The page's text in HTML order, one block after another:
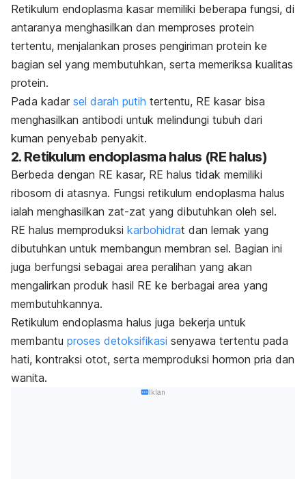
Retikulum endoplasma kasar memiliki beberapa fungsi, di
antaranya menghasilkan dan memproses protein
tertentu, menjalankan proses pengiriman protein ke
bagian sel yang membutuhkan, serta memeriksa kualitas
protein.
Pada kadar sel darah putih tertentu, RE kasar bisa
menghasilkan antibodi untuk melindungi tubuh dari
kuman penyebab penyakit.
2. Retikulum endoplasma halus (RE halus)
Berbeda dengan RE kasar, RE halus tidak memiliki
ribosom di atasnya. Fungsi retikulum endoplasma halus
ialah menghasilkan zat-zat yang dibutuhkan oleh sel.
RE halus memproduksi karbohidrat dan lemak yang
dibutuhkan untuk membangun membran sel. Bagian ini
juga berfungsi sebagai area peralihan yang akan
mengalirkan produk hasil RE ke berbagai area yang
membutuhkannya.
Retikulum endoplasma halus juga bekerja untuk
membantu proses detoksifikasi senyawa tertentu pada
hati, kontraksi otot, serta memproduksi hormon pria dan
wanita.
Iklan